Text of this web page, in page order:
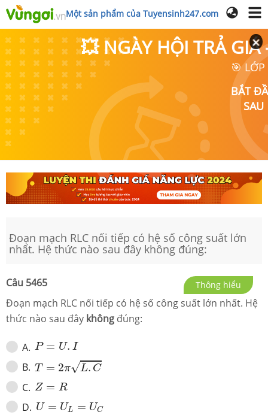
Một sản phẩm của Tuyensinh247.com
💥 NGÀY HỘI TRẢ GIÁ
🎯
BẮT
SAU
Đoạn mạch RLC nối tiếp có hệ số công suất lớn
nhất. Hệ thức nào sau đây không đúng:
Câu 5465 Thông hiểu
Đoạn mạch RLC nối tiếp có hệ số công suất lớn nhất. Hệ
thức nào sau đây không đúng:
A. P = U. I
P=U I
B. T = 2π√L. C
T= πL
C. Z = R
Z=
D. U = UL = UC
U= L=